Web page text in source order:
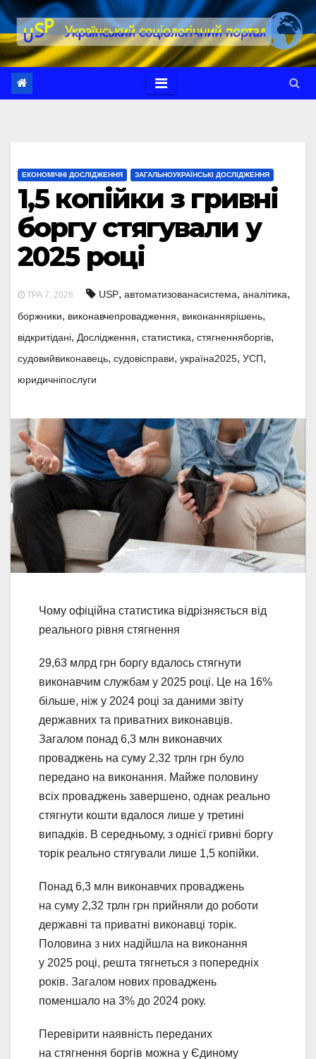
Перейти
до
вмісту
ЕКОНОМІЧНІ ДОСЛІДЖЕННЯ ЗАГАЛЬНОУКРАЇНСЬКІ ДОСЛІДЖЕННЯ
1,5 копійки з гривні
боргу стягували у
2025 році
ТРА 7, 2026 USP, автоматизованасистема, аналітика,
боржники, виконавчепровадження, виконаннярішень,
відкритідані, Дослідження, статистика, стягненняборгів,
судовийвиконавець, судовісправи, україна2025, УСП,
юридичніпослуги
Чому офіційна статистика відрізняється від
реального рівня стягнення
29,63 млрд грн боргу вдалось стягнути
виконавчим службам у 2025 році. Це на 16%
більше, ніж у 2024 році за даними звіту
державних та приватних виконавців.
Загалом понад 6,3 млн виконавчих
проваджень на суму 2,32 трлн грн було
передано на виконання. Майже половину
всіх проваджень завершено, однак реально
стягнути кошти вдалося лише у третині
випадків. В середньому, з однієї гривні боргу
торік реально стягували лише 1,5 копійки.
Понад 6,3 млн виконавчих проваджень
на суму 2,32 трлн грн прийняли до роботи
державні та приватні виконавці торік.
Половина з них надійшла на виконання
у 2025 році, решта тягнеться з попередніх
років. Загалом нових проваджень
поменшало на 3% до 2024 року.
Перевірити наявність переданих
на стягнення боргів можна у Єдиному